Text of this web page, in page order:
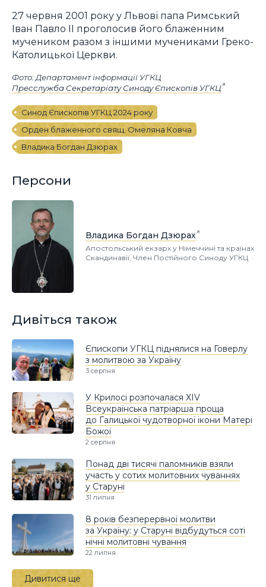
27 червня 2001 року у Львові папа Римський
Іван Павло II проголосив його блаженним
мучеником разом з іншими мучениками Греко-
Католицької Церкви.
Фото: Департамент інформації УГКЦ
Пресслужба Секретаріату Синоду Єпископів УГКЦ
Синод Єпископів УГКЦ 2024 року
Орден блаженного свящ. Омеляна Ковча
Владика Богдан Дзюрах
Персони
Владика Богдан Дзюрах
Апостольський екзарх у Німеччині та країнах
Скандинавії, Член Постійного Синоду УГКЦ
Дивіться також
Єпископи УГКЦ піднялися на Говерлу
з молитвою за Україну
3 серпня
У Крилосі розпочалася XIV
Всеукраїнська патріарша проща
до Галицької чудотворної ікони Матері
Божої
2 серпня
Понад дві тисячі паломників взяли
участь у сотих молитовних чуваннях
у Старуні
31 липня
8 років безперервної молитви
за Україну: у Старуні відбудуться соті
нічні молитовні чування
22 липня
Дивитися ще